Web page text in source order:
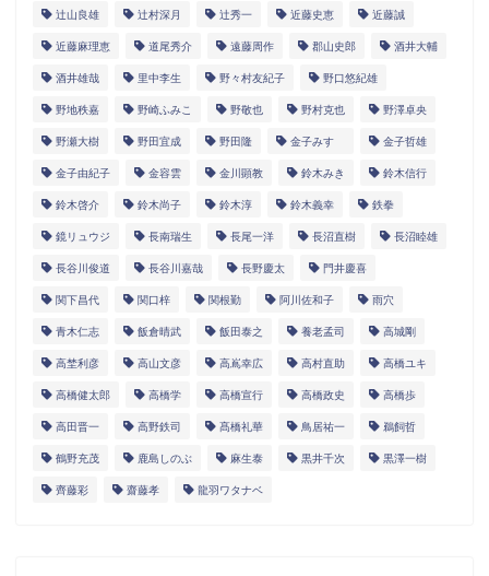
辻山良雄 辻村深月 辻秀一 近藤史恵 近藤誠
近藤麻理恵 道尾秀介 遠藤周作 郡山史郎 酒井大輔
酒井雄哉 里中李生 野々村友紀子 野口悠紀雄
野地秩嘉 野崎ふみこ 野敬也 野村克也 野澤卓央
野瀬大樹 野田宜成 野田隆 金子みすゞ 金子哲雄
金子由紀子 金容雲 金川顕教 鈴木みき 鈴木信行
鈴木啓介 鈴木尚子 鈴木淳 鈴木義幸 鉄拳
鏡リュウジ 長南瑞生 長尾一洋 長沼直樹 長沼睦雄
長谷川俊道 長谷川嘉哉 長野慶太 門井慶喜
関下昌代 関口梓 関根勤 阿川佐和子 雨穴
青木仁志 飯倉晴武 飯田泰之 養老孟司 高城剛
高埜利彦 高山文彦 高嶌幸広 高村直助 高橋ユキ
高橋健太郎 高橋学 高橋宣行 高橋政史 高橋歩
高田晋一 高野鉄司 髙橋礼華 鳥居祐一 鵜飼哲
鶴野充茂 鹿島しのぶ 麻生泰 黒井千次 黒澤一樹
齊藤彩 齋藤孝 龍羽ワタナベ